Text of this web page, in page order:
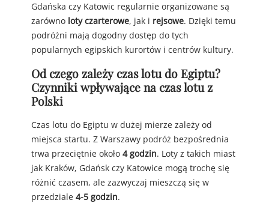
Gdańska czy Katowic regularnie organizowane są
zarówno loty czarterowe, jak i rejsowe. Dzięki temu
podróżni mają dogodny dostęp do tych
popularnych egipskich kurortów i centrów kultury.
Od czego zależy czas lotu do Egiptu?
Czynniki wpływające na czas lotu z
Polski
Czas lotu do Egiptu w dużej mierze zależy od
miejsca startu. Z Warszawy podróż bezpośrednia
trwa przeciętnie około 4 godzin. Loty z takich miast
jak Kraków, Gdańsk czy Katowice mogą trochę się
różnić czasem, ale zazwyczaj mieszczą się w
przedziale 4-5 godzin.